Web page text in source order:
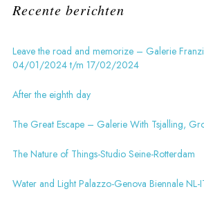
Recente berichten
Leave the road and memorize – Galerie
04/01/2024 t/m 17/02/2024
After the eighth day
The Great Escape – Galerie With Tsjalling,
The Nature of Things-Studio Seine-Rotterdam
Water and Light Palazzo-Genova Biennale NL-